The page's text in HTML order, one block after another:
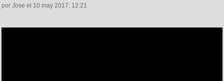
por Jose el 10 may 2017, 12:21